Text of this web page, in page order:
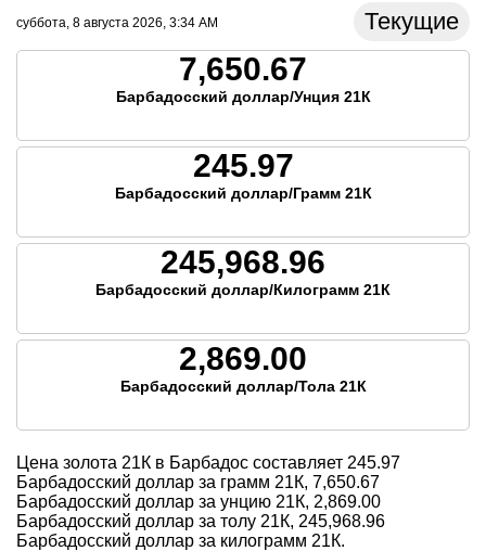
суббота, 8 августа 2026, 3:34 AM Текущие
7,650.67
Барбадосский доллар/Унция 21К
245.97
Барбадосский доллар/Грамм 21К
245,968.96
Барбадосский доллар/Килограмм 21К
2,869.00
Барбадосский доллар/Тола 21К
Цена золота 21К в Барбадос составляет 245.97
Барбадосский доллар за грамм 21К, 7,650.67
Барбадосский доллар за унцию 21К, 2,869.00
Барбадосский доллар за толу 21К, 245,968.96
Барбадосский доллар за килограмм 21К.